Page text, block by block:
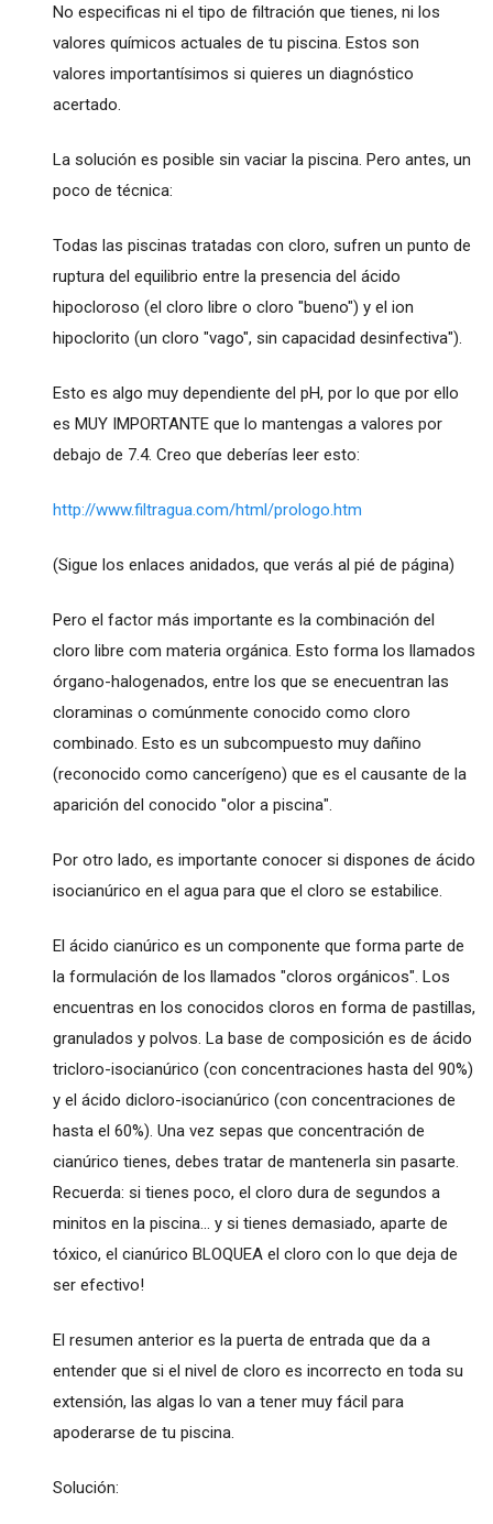
No especificas ni el tipo de filtración que tienes, ni los
valores químicos actuales de tu piscina. Estos son
valores importantísimos si quieres un diagnóstico
acertado.
La solución es posible sin vaciar la piscina. Pero antes, un
poco de técnica:
Todas las piscinas tratadas con cloro, sufren un punto de
ruptura del equilibrio entre la presencia del ácido
hipocloroso (el cloro libre o cloro "bueno") y el ion
hipoclorito (un cloro "vago", sin capacidad desinfectiva").
Esto es algo muy dependiente del pH, por lo que por ello
es MUY IMPORTANTE que lo mantengas a valores por
debajo de 7.4. Creo que deberías leer esto:
http://www.filtragua.com/html/prologo.htm
(Sigue los enlaces anidados, que verás al pié de página)
Pero el factor más importante es la combinación del
cloro libre com materia orgánica. Esto forma los llamados
órgano-halogenados, entre los que se enecuentran las
cloraminas o comúnmente conocido como cloro
combinado. Esto es un subcompuesto muy dañino
(reconocido como cancerígeno) que es el causante de la
aparición del conocido "olor a piscina".
Por otro lado, es importante conocer si dispones de ácido
isocianúrico en el agua para que el cloro se estabilice.
El ácido cianúrico es un componente que forma parte de
la formulación de los llamados "cloros orgánicos". Los
encuentras en los conocidos cloros en forma de pastillas,
granulados y polvos. La base de composición es de ácido
tricloro-isocianúrico (con concentraciones hasta del 90%)
y el ácido dicloro-isocianúrico (con concentraciones de
hasta el 60%). Una vez sepas que concentración de
cianúrico tienes, debes tratar de mantenerla sin pasarte.
Recuerda: si tienes poco, el cloro dura de segundos a
minitos en la piscina... y si tienes demasiado, aparte de
tóxico, el cianúrico BLOQUEA el cloro con lo que deja de
ser efectivo!
El resumen anterior es la puerta de entrada que da a
entender que si el nivel de cloro es incorrecto en toda su
extensión, las algas lo van a tener muy fácil para
apoderarse de tu piscina.
Solución: